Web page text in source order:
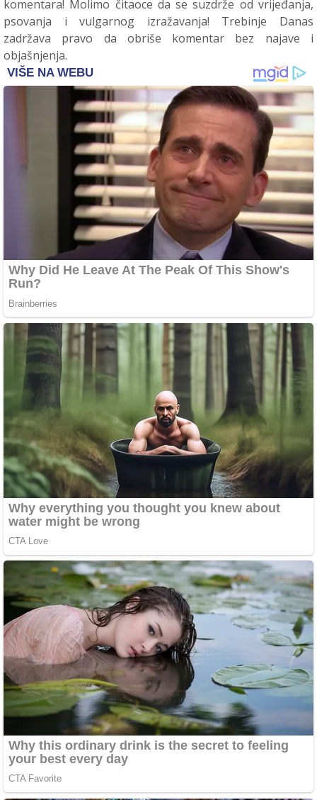
komentara! Molimo čitaoce da se suzdrže od vrijeđanja,
psovanja i vulgarnog izražavanja! Trebinje Danas
zadržava pravo da obriše komentar bez najave i
objašnjenja.